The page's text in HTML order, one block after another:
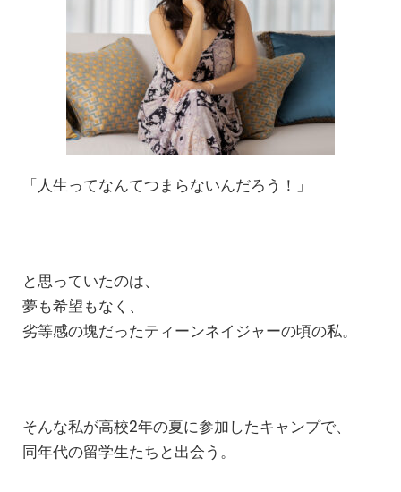
「人生ってなんてつまらないんだろう！」
と思っていたのは、
夢も希望もなく、
劣等感の塊だったティーンネイジャーの頃の私。
そんな私が高校2年の夏に参加したキャンプで、
同年代の留学生たちと出会う。